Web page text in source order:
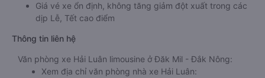
Giá vé xe ổn định, không tăng giảm đột xuất trong các
dịp Lễ, Tết cao điểm
Thông tin liên hệ
Văn phòng xe Hải Luân limousine ở Đăk Mil - Đắk Nông:
Xem địa chỉ văn phòng nhà xe Hải Luân: